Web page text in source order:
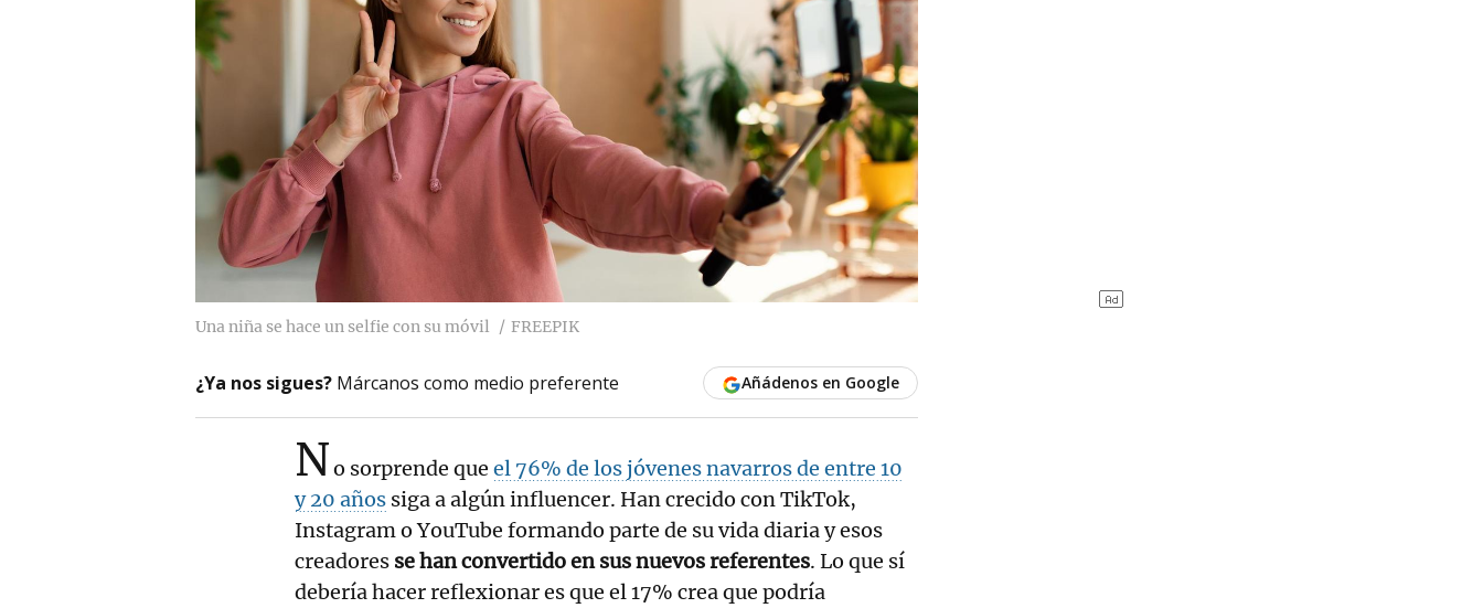
Una niña se hace un selfie con su móvil FREEPIK
¿Ya nos sigues? Márcanos como medio preferente Añádenos en Google
No sorprende que el 76% de los jóvenes navarros de entre 10
y 20 años siga a algún influencer. Han crecido con TikTok,
Instagram o YouTube formando parte de su vida diaria y esos
creadores se han convertido en sus nuevos referentes. Lo que sí
debería hacer reflexionar es que el 17% crea que podría